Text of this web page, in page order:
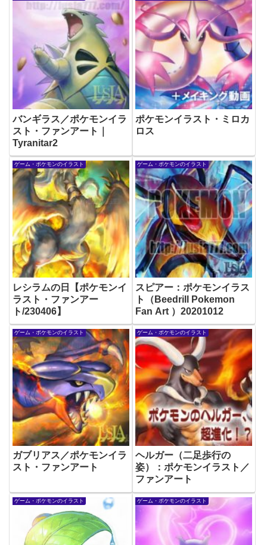
バンギラス／ポケモンイラ
スト・ファンアート｜
Tyranitar2
ポケモンイラスト・ミロカ
ロス
ゲーム・ポケモンのイラスト
レシラムの日【ポケモンイ
ラスト・ファンアー
ト/230406】
ゲーム・ポケモンのイラスト
スピアー：ポケモンイラス
ト（Beedrill Pokemon
Fan Art ）20201012
ゲーム・ポケモンのイラスト
ガブリアス／ポケモンイラ
スト・ファンアート
ゲーム・ポケモンのイラスト
ヘルガー（二足歩行の
姿）：ポケモンイラスト／
ファンアート
ゲーム・ポケモンのイラスト ゲーム・ポケモンのイラスト